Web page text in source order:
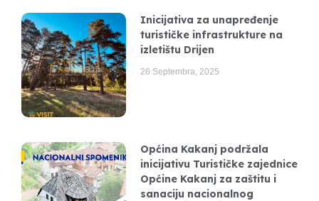
Inicijativa za unapređenje
turističke infrastrukture na
izletištu Drijen
26 Septembra, 2025
Općina Kakanj podržala
inicijativu Turističke zajednice
Općine Kakanj za zaštitu i
sanaciju nacionalnog